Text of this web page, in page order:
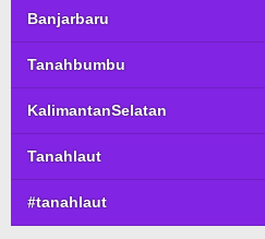
Banjarbaru
Tanahbumbu
KalimantanSelatan
Tanahlaut
#tanahlaut